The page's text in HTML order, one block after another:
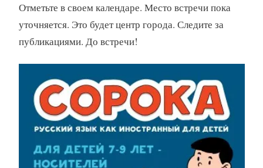
Отметьте в своем календаре. Место встречи пока
уточняется. Это будет центр города. Следите за
публикациями. До встречи!